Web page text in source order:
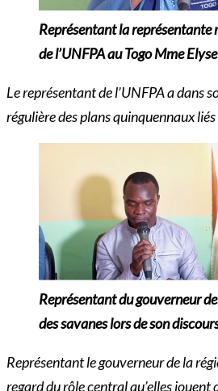
Représentant la représentante
de l’UNFPA au Togo Mme
Le représentant de l’UNFPA a dans
régulière des plans quinquennaux
Représentant du gouverneur de
des savanes lors de son
Représentant le gouverneur de la
regard du rôle central qu’elles jouent